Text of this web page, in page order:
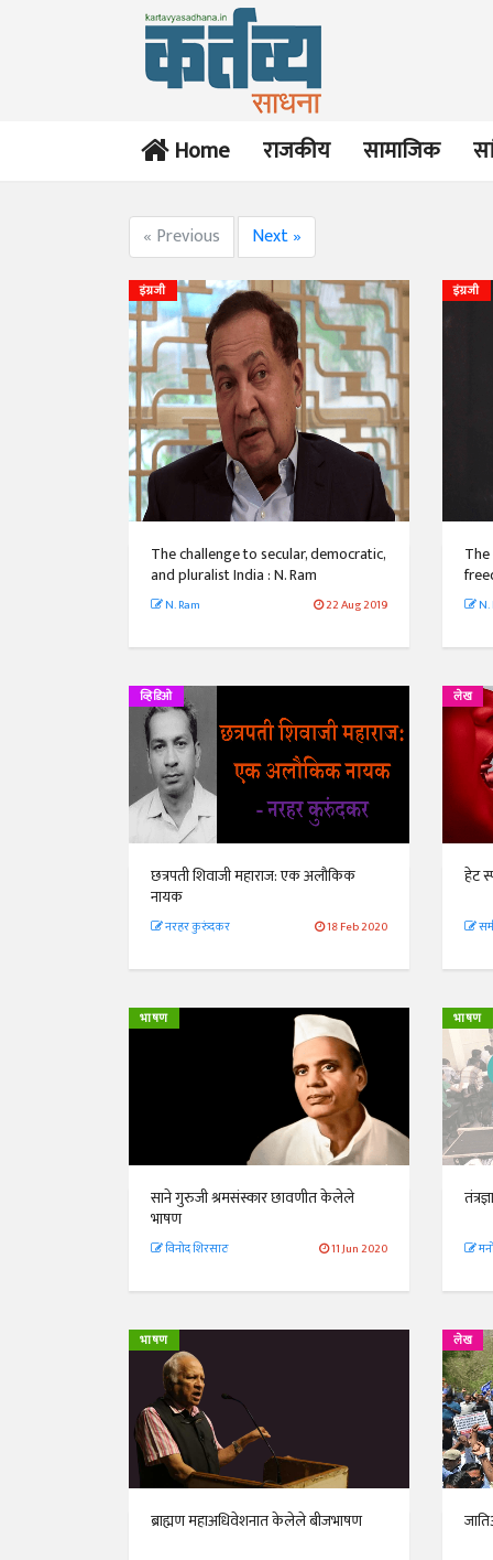
Home राजकीय सामाजिक
« Previous Next »
इंग्रजी
The challenge to secular, democratic,
and pluralist India : N. Ram
N. Ram 22 Aug 2019
इंग्रजी
N.
व्हिडिओ
छत्रपती शिवाजी महाराज: एक अलौकिक
नायक
नरहर कुरुंदकर 18 Feb 2020
लेख
हेट
भाषण
साने गुरुजी श्रमसंस्कार छावणीत केलेले
भाषण
विनोद शिरसाठ 11 Jun 2020
भाषण
भाषण
ब्राह्मण महाअधिवेशनात केलेले बीजभाषण
लेख